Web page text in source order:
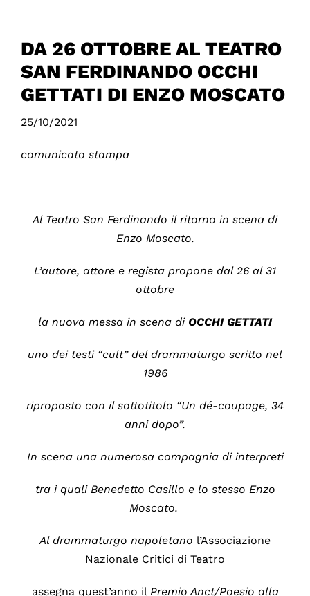
DA 26 OTTOBRE AL TEATRO
SAN FERDINANDO OCCHI
GETTATI DI ENZO MOSCATO
25/10/2021
comunicato stampa
Al Teatro San Ferdinando il ritorno in scena di
Enzo Moscato.
L’autore, attore e regista propone dal 26 al 31
ottobre
la nuova messa in scena di OCCHI GETTATI
uno dei testi “cult” del drammaturgo scritto nel
1986
riproposto con il sottotitolo “Un dé-coupage, 34
anni dopo”.
In scena una numerosa compagnia di interpreti
tra i quali Benedetto Casillo e lo stesso Enzo
Moscato.
Al drammaturgo napoletano l’Associazione
Nazionale Critici di Teatro
assegna quest’anno il Premio Anct/Poesio alla